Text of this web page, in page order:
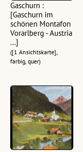
Gaschurn :
[Gaschurn im
schönen Montafon
Vorarlberg - Austria
...]
([1 Ansichtskarte],
farbig, quer)